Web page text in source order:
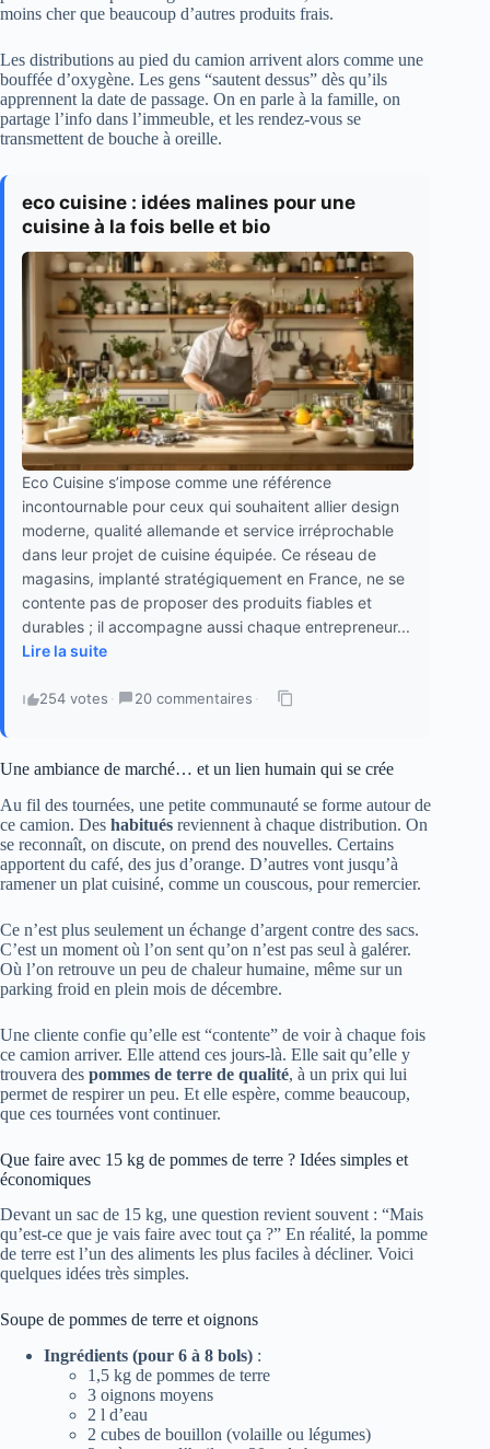
moins cher que beaucoup d’autres produits frais.
Les distributions au pied du camion arrivent alors comme une
bouffée d’oxygène. Les gens “sautent dessus” dès qu’ils
apprennent la date de passage. On en parle à la famille, on
partage l’info dans l’immeuble, et les rendez-vous se
transmettent de bouche à oreille.
eco cuisine : idées malines pour une
cuisine à la fois belle et bio
Eco Cuisine s’impose comme une référence
incontournable pour ceux qui souhaitent allier design
moderne, qualité allemande et service irréprochable
dans leur projet de cuisine équipée. Ce réseau de
magasins, implanté stratégiquement en France, ne se
contente pas de proposer des produits fiables et
durables ; il accompagne aussi chaque entrepreneur...
Lire la suite
254 votes · 20 commentaires ·
Une ambiance de marché… et un lien humain qui se crée
Au fil des tournées, une petite communauté se forme autour de
ce camion. Des habitués reviennent à chaque distribution. On
se reconnaît, on discute, on prend des nouvelles. Certains
apportent du café, des jus d’orange. D’autres vont jusqu’à
ramener un plat cuisiné, comme un couscous, pour remercier.
Ce n’est plus seulement un échange d’argent contre des sacs.
C’est un moment où l’on sent qu’on n’est pas seul à galérer.
Où l’on retrouve un peu de chaleur humaine, même sur un
parking froid en plein mois de décembre.
Une cliente confie qu’elle est “contente” de voir à chaque fois
ce camion arriver. Elle attend ces jours-là. Elle sait qu’elle y
trouvera des pommes de terre de qualité, à un prix qui lui
permet de respirer un peu. Et elle espère, comme beaucoup,
que ces tournées vont continuer.
Que faire avec 15 kg de pommes de terre ? Idées simples et
économiques
Devant un sac de 15 kg, une question revient souvent : “Mais
qu’est-ce que je vais faire avec tout ça ?” En réalité, la pomme
de terre est l’un des aliments les plus faciles à décliner. Voici
quelques idées très simples.
Soupe de pommes de terre et oignons
Ingrédients (pour 6 à 8 bols) :
1,5 kg de pommes de terre
3 oignons moyens
2 l d’eau
2 cubes de bouillon (volaille ou légumes)